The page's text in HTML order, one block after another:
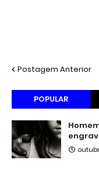
Postagem Anterior
POPULAR